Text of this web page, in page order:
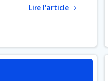
Lire l'article